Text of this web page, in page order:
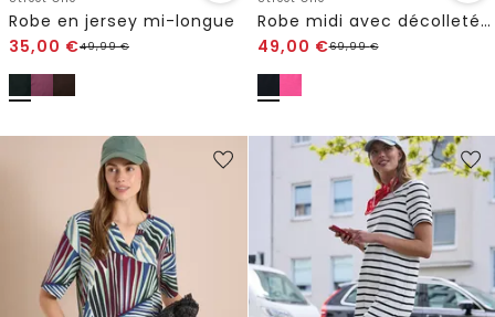
Robe en jersey mi-longue
35,00 €49,99€
Robe midi avec décolleté U-Boot
49,00 €69,99€